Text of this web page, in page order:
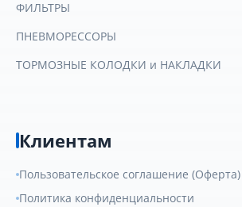
ФИЛЬТРЫ
ПНЕВМОРЕССОРЫ
ТОРМОЗНЫЕ КОЛОДКИ и НАКЛАДКИ
Клиентам
Пользовательское соглашение (Оферта)
Политика конфиденциальности